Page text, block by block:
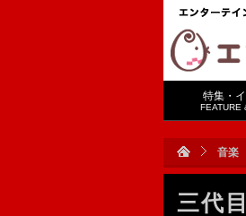
特集・
FEATURE
音楽
三代